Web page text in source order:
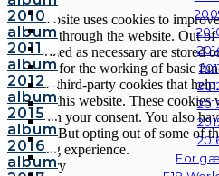
For
2010
album
2011
album
2012
album
2015
album
2016
album
This website uses cookies to
navigate through the website. Out of
categorized as necessary are stored
essential for the working of basic
also use third-party cookies that
you use this website. These
only with your consent. You also
cookies. But opting out of some of
browsing experience.
Necessary